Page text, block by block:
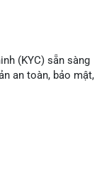
(KYC) sẵn sàng
an toàn, bảo mật,